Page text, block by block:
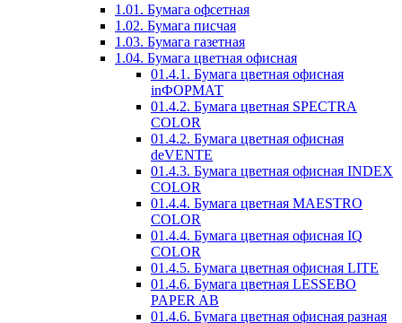
1.01. Бумага офсетная
1.02. Бумага писчая
1.03. Бумага газетная
1.04. Бумага цветная офисная
01.4.1. Бумага цветная офисная
inФОРМАТ
01.4.2. Бумага цветная SPECTRA
COLOR
01.4.2. Бумага цветная офисная
deVENTE
01.4.3. Бумага цветная офисная INDEX
COLOR
01.4.4. Бумага цветная MAESTRO
COLOR
01.4.4. Бумага цветная офисная IQ
COLOR
01.4.5. Бумага цветная офисная LITE
01.4.6. Бумага цветная LESSEBO
PAPER AB
01.4.6. Бумага цветная офисная разная